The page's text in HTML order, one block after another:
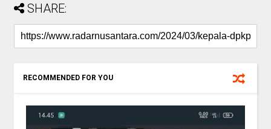
SHARE:
RECOMMENDED FOR YOU